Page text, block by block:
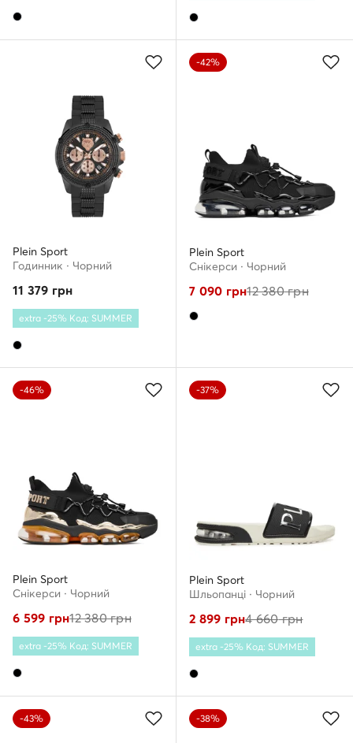
Plein Sport
Годинник · Чорний
11 379 грн
extra -25% Код: SUMMER
-42%
Plein Sport
Снікерcи · Чорний
7 090 грн12 380грн
-46%
Plein Sport
Снікерcи · Чорний
6 599 грн12 380грн
extra -25% Код: SUMMER
-37%
Plein Sport
Шльопанці · Чорний
2 899 грн4 660грн
extra -25% Код: SUMMER
-43% -38%